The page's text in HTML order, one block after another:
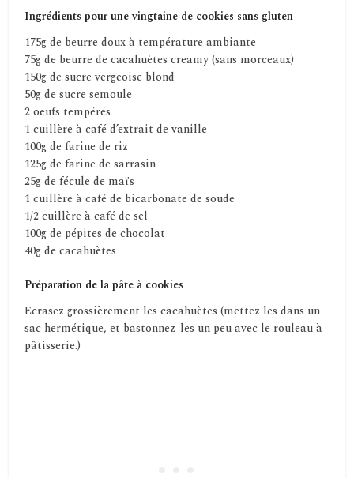
Ingrédients pour une vingtaine de cookies sans gluten
175g de beurre doux à température ambiante
75g de beurre de cacahuètes creamy (sans morceaux)
150g de sucre vergeoise blond
50g de sucre semoule
2 oeufs tempérés
1 cuillère à café d’extrait de vanille
100g de farine de riz
125g de farine de sarrasin
25g de fécule de maïs
1 cuillère à café de bicarbonate de soude
1/2 cuillère à café de sel
100g de pépites de chocolat
40g de cacahuètes
Préparation de la pâte à cookies
Ecrasez grossièrement les cacahuètes (mettez les dans un
sac hermétique, et bastonnez-les un peu avec le rouleau à
pâtisserie.)